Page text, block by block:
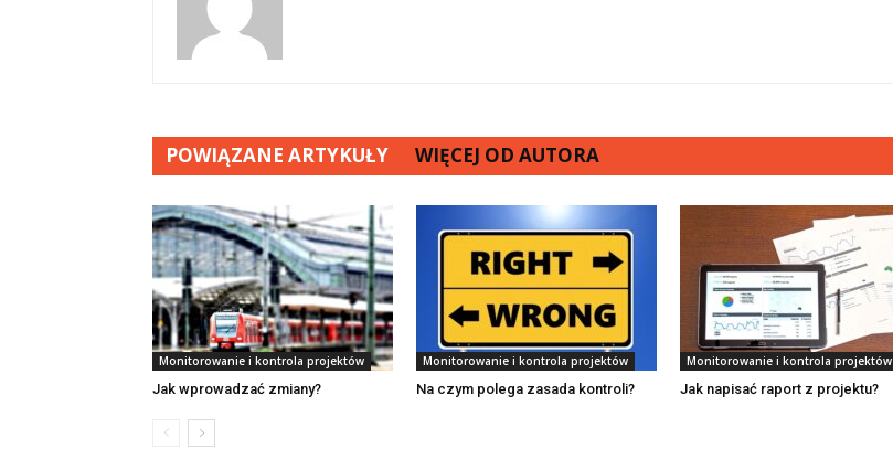
POWIĄZANE ARTYKUŁY WIĘCEJ OD AUTORA
Monitorowanie i kontrola projektów
Jak wprowadzać zmiany?
Monitorowanie i kontrola projektów
Na czym polega zasada kontroli?
Monitorowanie i kontrola projektów
Jak napisać raport z projektu?